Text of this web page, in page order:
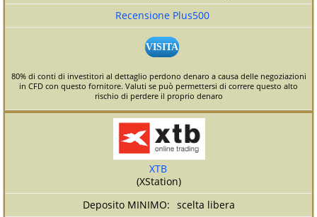
Recensione Plus500
VISITA
80% di conti di investitori al dettaglio perdono denaro a causa delle negoziazioni
in CFD con questo fornitore. Valuti se può permettersi di correre questo alto
rischio di perdere il proprio denaro
XTB
(XStation)
scelta libera